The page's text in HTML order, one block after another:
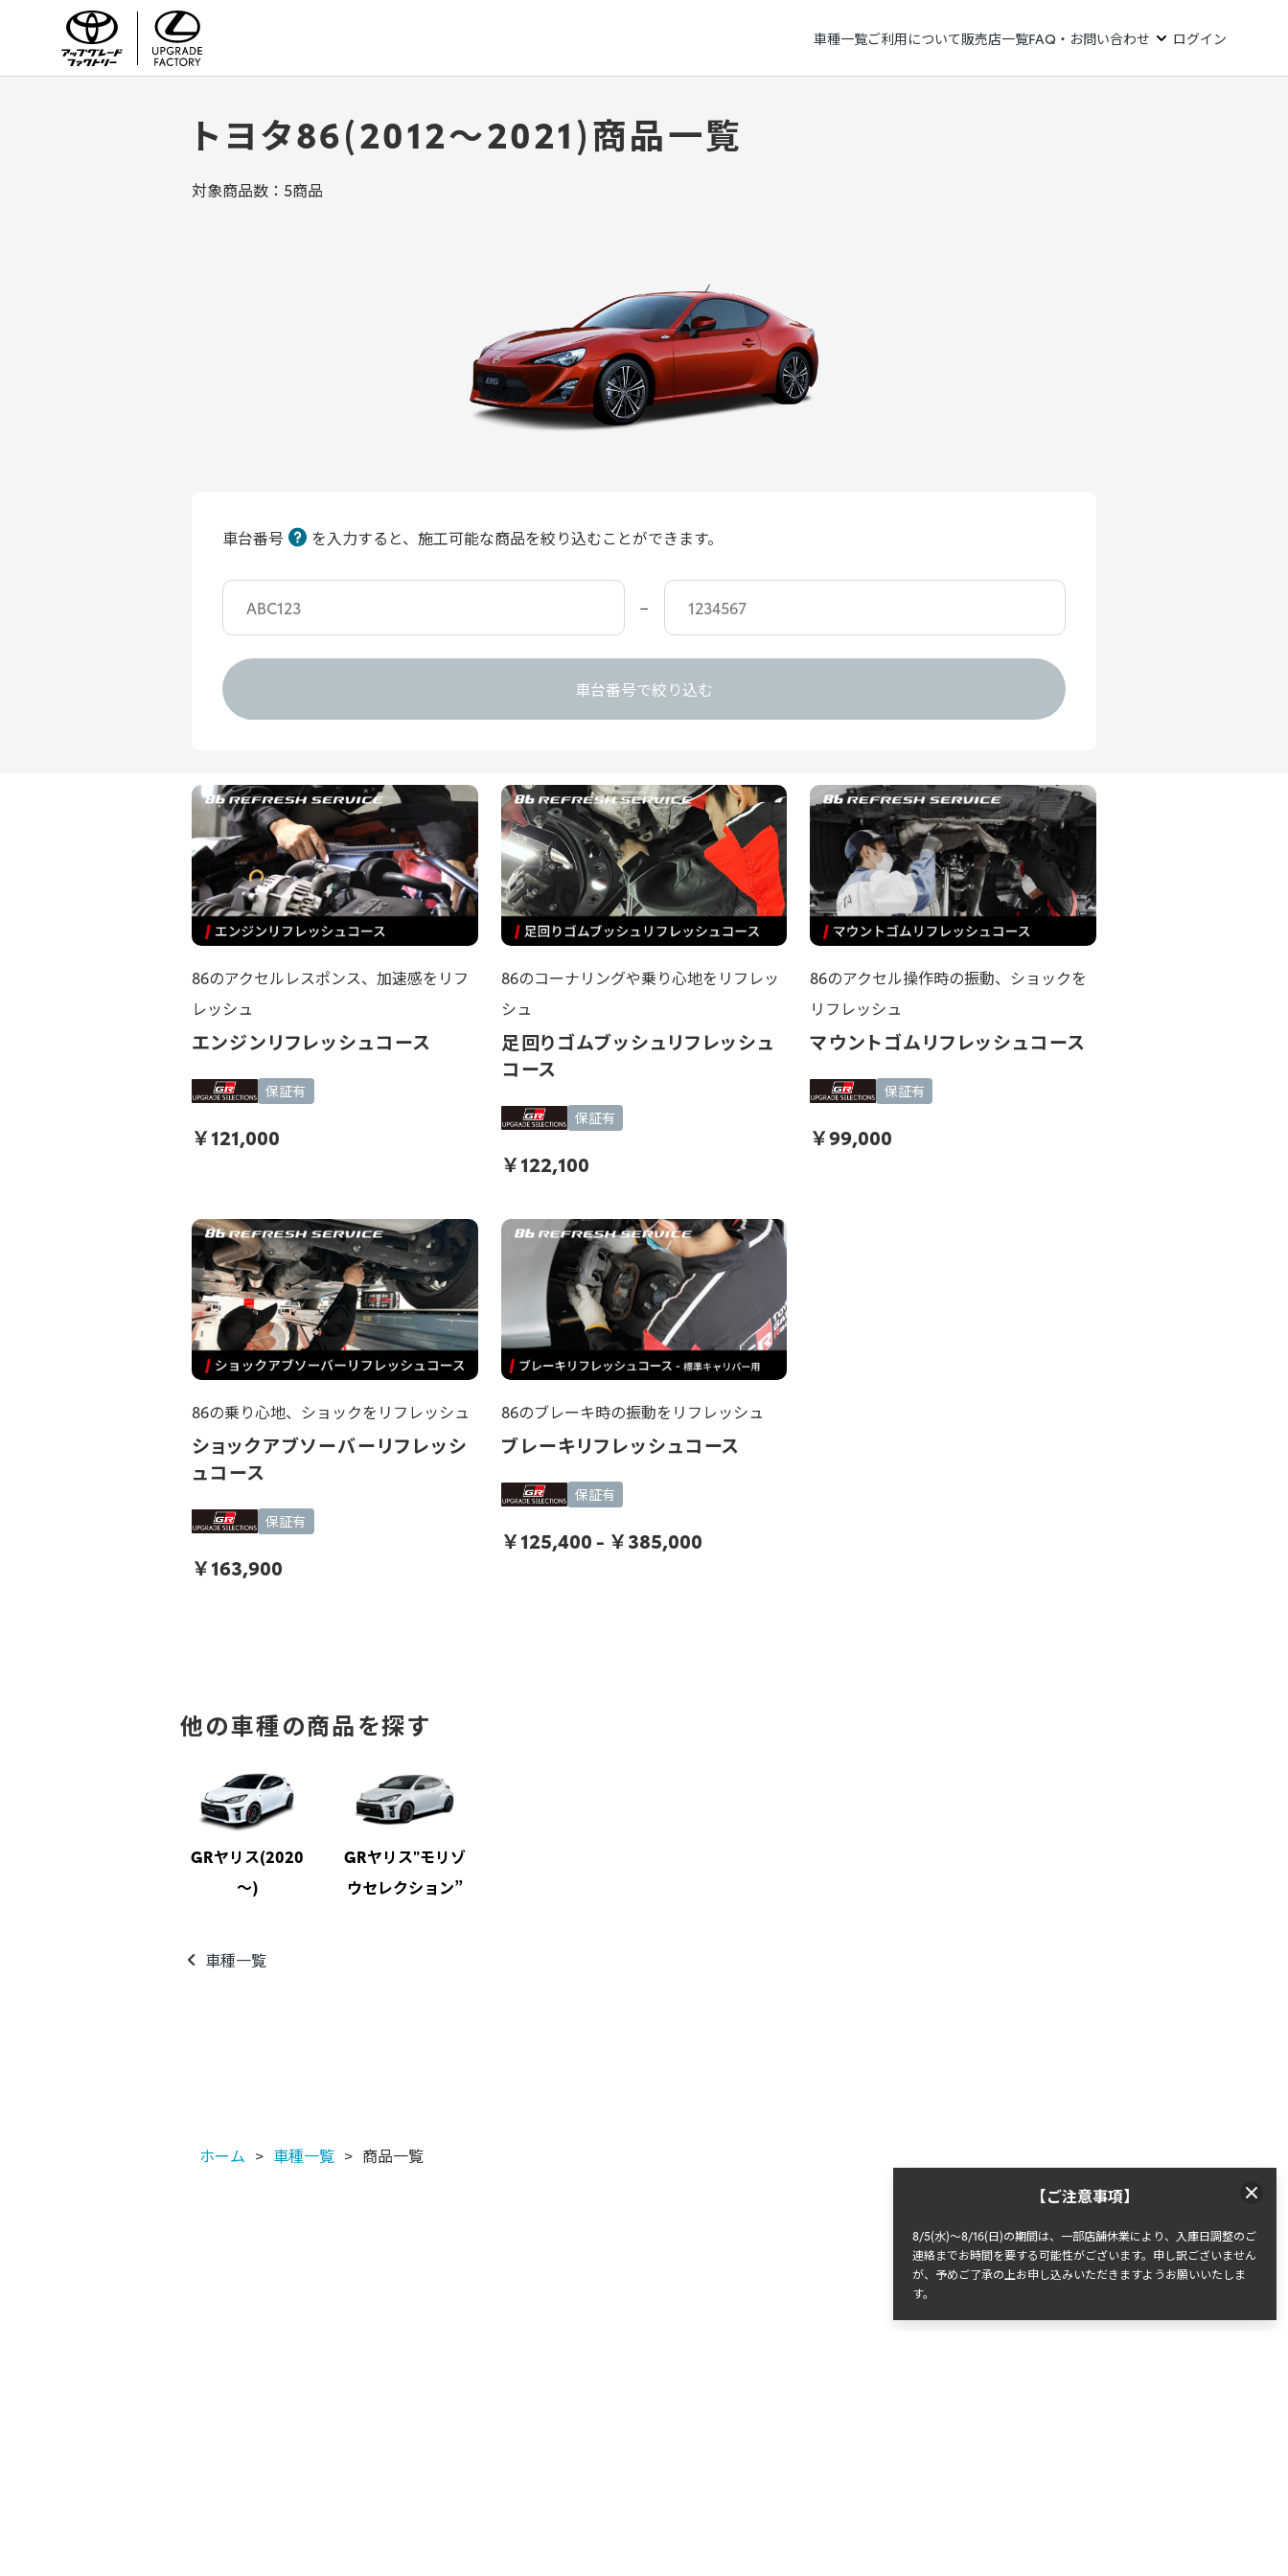
車種一覧ご利用について販売店一覧FAQ・お問い合わせ ログイン
トヨタ86(2012～2021)商品一覧
対象商品数： 5商品
車台番号 を入力すると、施工可能な商品を絞り込むことができます。
−
車台番号で絞り込む
86のアクセルレスポンス、加速感をリフ
レッシュ
エンジンリフレッシュコース
保証有
￥121,000
86のコーナリングや乗り心地をリフレッ
シュ
足回りゴムブッシュリフレッシュ
コース
保証有
￥122,100
86のアクセル操作時の振動、ショックを
リフレッシュ
マウントゴムリフレッシュコース
保証有
￥99,000
86の乗り心地、ショックをリフレッシュ
ショックアブソーバーリフレッシ
ュコース
保証有
￥163,900
86のブレーキ時の振動をリフレッシュ
ブレーキリフレッシュコース
保証有
￥125,400- ￥385,000
他の車種の商品を探す
GRヤリス(2020
～)
GRヤリス"モリゾ
ウセレクション”
車種一覧
ホーム 車種一覧
商品一覧
【ご注意事項】
8/5(水)～8/16(日)の期間は、一部店舗休業により、入庫日調整のご
連絡までお時間を要する可能性がございます。申し訳ございません
が、予めご了承の上お申し込みいただきますようお願いいたしま
す。​​
TOYOTA/LEXUS UPGRADE FACTORY